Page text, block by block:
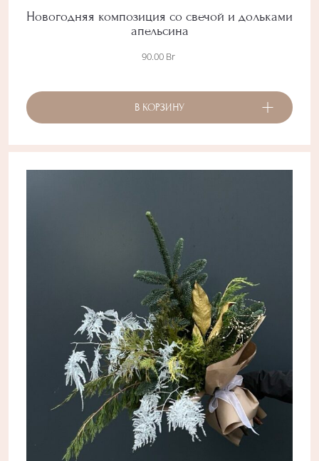
Новогодняя композиция со свечой и дольками
апельсина
90.00 Br
В КОРЗИНУ